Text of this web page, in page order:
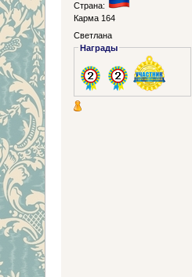
Страна:
Карма 164
Светлана
Награды